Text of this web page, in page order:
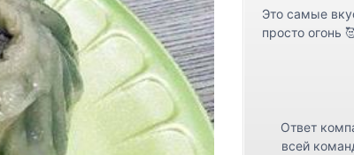
Это самые
просто огонь
Ответ
всей